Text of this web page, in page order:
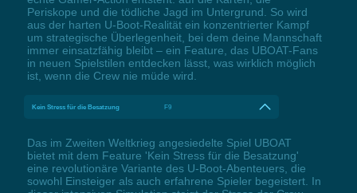
Periskope und die tödliche Jagd im Untergrund. So wird
aus der harten U-Boot-Realität ein konzentrierter Kampf
um strategische Überlegenheit, bei dem deine Mannschaft
immer einsatzfähig bleibt – ein Feature, das UBOAT-Fans
in neuen Spielstilen entdecken lässt, was wirklich möglich
ist, wenn die Crew nie müde wird.
Kein Stress für die Besatzung F9
Das im Zweiten Weltkrieg angesiedelte Spiel UBOAT
bietet mit dem Feature 'Kein Stress für die Besatzung'
eine revolutionäre Variante des U-Boot-Abenteuers, die
sowohl Einsteiger als auch erfahrene Spieler begeistert. In